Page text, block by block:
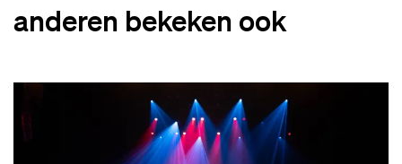
anderen bekeken ook